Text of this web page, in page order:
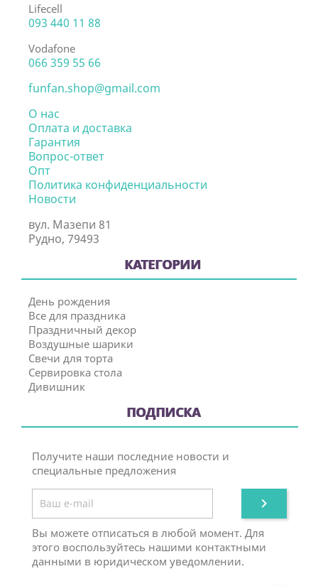
Lifecell
093 440 11 88
Vodafone
066 359 55 66
funfan.shop@gmail.com
О нас
Оплата и доставка
Гарантия
Вопрос-ответ
Опт
Политика конфиденциальности
Новости
вул. Мазепи 81
Рудно, 79493
КАТЕГОРИИ
День рождения
Все для праздника
Праздничный декор
Воздушные шарики
Свечи для торта
Сервировка стола
Дивишник
ПОДПИСКА
Получите наши последние новости и
специальные предложения

Вы можете отписаться в любой момент. Для
этого воспользуйтесь нашими контактными
данными в юридическом уведомлении.